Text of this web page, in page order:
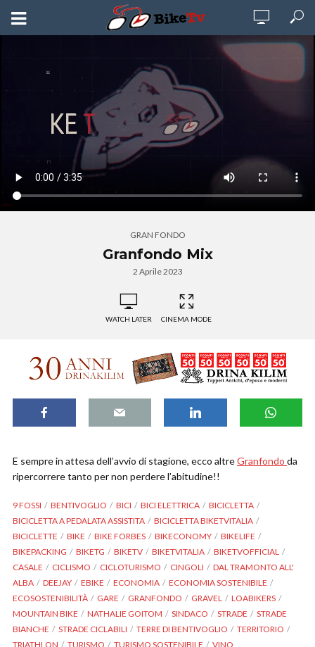
GRAN FONDO
Granfondo Mix
2 Aprile 2023
WATCH LATER CINEMA MODE
E sempre in attesa dell’avvio di stagione, ecco altreGranfondo da
ripercorrere tanto per non perdere l’abitudine!!
9 FOSSI BENTIVOGLIO BICI BICI ELETTRICA
BICICLETTA
BICICLETTA A PEDALATA ASSISTITA
BICICLETTA BIKETVITALIA
BICICLETTE
BIKE BIKE FORBES BIKECONOMY
BIKELIFE
BIKEPACKING
BIKETG BIKETV BIKETVITALIA
BIKETVOFFICIAL
CASALE
CICLISMO CICLOTURISMO CINGOLI
DAL TRAMONTO ALL'
ALBA
DEEJAY EBIKE ECONOMIA
ECONOMIA SOSTENIBILE
ECOSOSTENIBILITÀ
GARE GRANFONDO GRAVEL
LOABIKERS
MOUNTAIN BIKE
NATHALIE GOITOM SINDACO STRADE
STRADE
BIANCHE
STRADE CICLABILI TERRE DI BENTIVOGLIO
TERRITORIO
TRIATHLON
TURISMO TURISMO SOSTENIBILE VINO